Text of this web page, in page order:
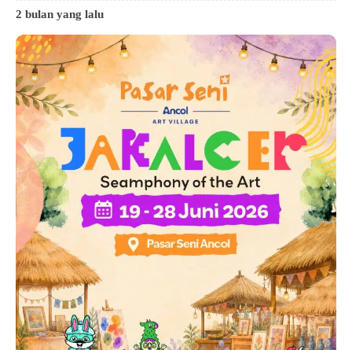
2 bulan yang lalu